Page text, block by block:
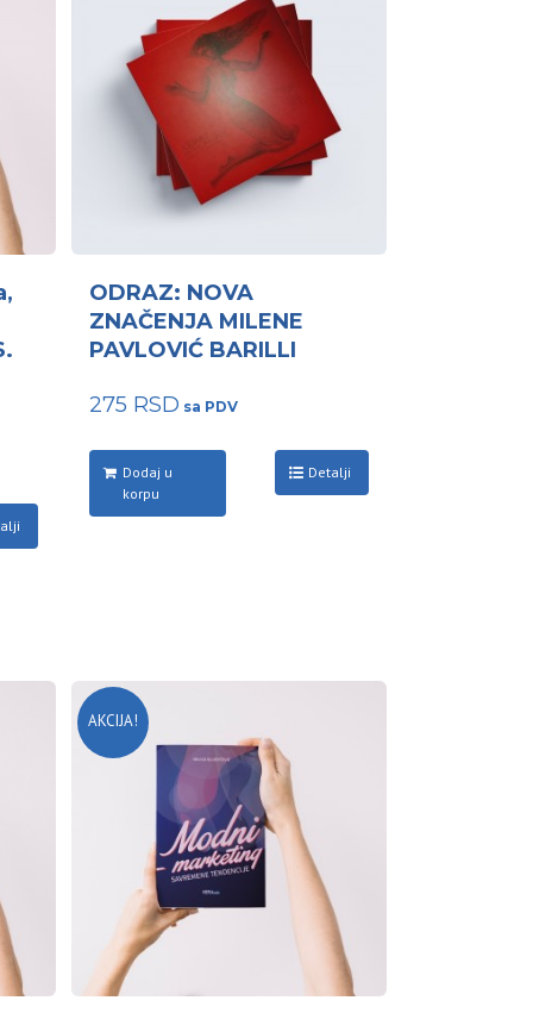
ODRAZ: NOVA
ZNAČENJA MILENE
PAVLOVIĆ BARILLI
275 RSD
Dodaj u
korpu
Detalji
AKCIJA!